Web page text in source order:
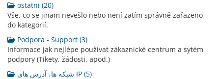
ostatni (20)
Vše, co se jinam nevešlo nebo není zatím správně zařazeno
do kategorií.
Podpora - Support (3)
Informace jak nejlépe používat zákaznické centrum a sytém
podpory (Tikety, žádosti, apod.)
شبکه ها، آدرس های IP (5)